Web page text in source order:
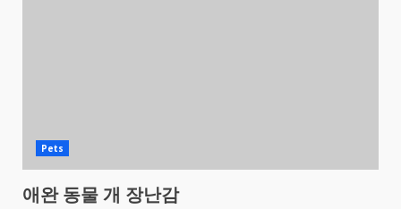
Pets
애완 동물 개 장난감